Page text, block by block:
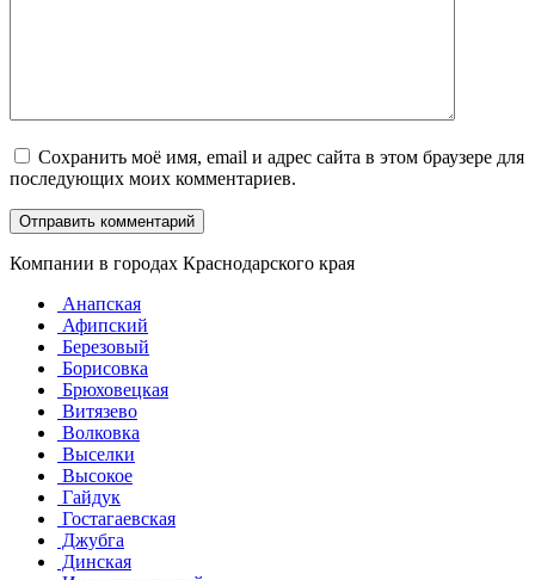
Сохранить моё имя, email и адрес сайта в этом браузере для
последующих моих комментариев.
Компании в городах Краснодарского края
Анапская
Афипский
Березовый
Борисовка
Брюховецкая
Витязево
Волковка
Выселки
Высокое
Гайдук
Гостагаевская
Джубга
Динская